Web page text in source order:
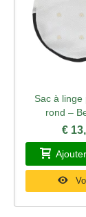
Aperçu
Sac à linge
rond –
€